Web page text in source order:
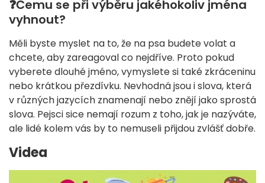
❓Čemu se při výběru jakéhokoliv jména
vyhnout?
Měli byste myslet na to, že na psa budete volat a
chcete, aby zareagoval co nejdříve. Proto pokud
vyberete dlouhé jméno, vymyslete si také zkráceninu
nebo krátkou přezdívku. Nevhodná jsou i slova, která
v různých jazycích znamenají nebo znějí jako sprostá
slova. Pejsci sice nemají rozum z toho, jak je nazýváte,
ale lidé kolem vás by to nemuseli přijdou zvlášť dobře.
Videa